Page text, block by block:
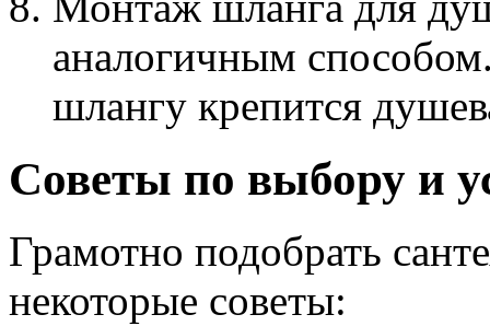
аналогичным
шлангу крепится
Советы по выбору и
Грамотно подобрать
некоторые советы: